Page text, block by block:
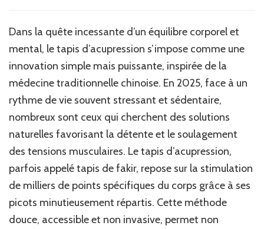
du
pour
bien-
quotidien
Dans la quête incessante d’un équilibre corporel et
mental, le tapis d’acupression s’impose comme une
innovation simple mais puissante, inspirée de la
médecine traditionnelle chinoise. En 2025, face à un
rythme de vie souvent stressant et sédentaire,
nombreux sont ceux qui cherchent des solutions
naturelles favorisant la détente et le soulagement
des tensions musculaires. Le tapis d’acupression,
parfois appelé tapis de fakir, repose sur la stimulation
de milliers de points spécifiques du corps grâce à ses
picots minutieusement répartis. Cette méthode
douce, accessible et non invasive, permet non